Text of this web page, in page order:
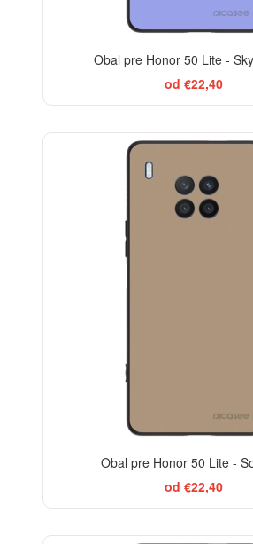
Obal pre Honor 50 Lite -
od €22,40
Obal pre Honor 50 Lite -
od €22,40